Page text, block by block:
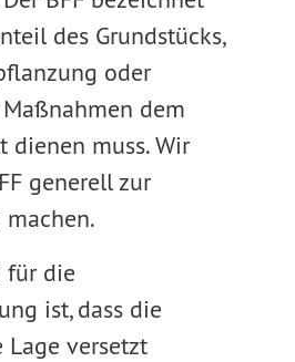
des Grundstücks,
oder
dem
dienen muss. Wir
generell zur
für die
ist, dass die
versetzt